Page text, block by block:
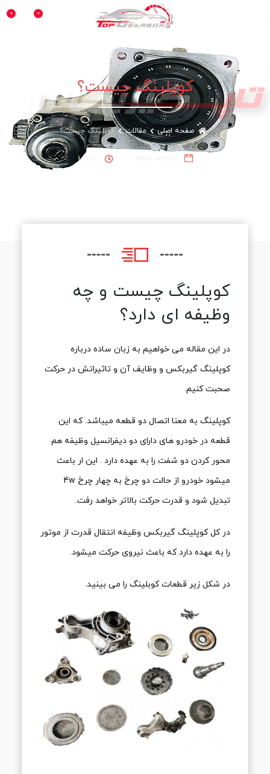
0
0
کوپلینگ چیست؟
صفحه اصلی مقالات کوپلینگ چیست؟
10:27
کوپلینگ چیست و چه
وظیفه ای دارد؟
در این مقاله می خواهیم به زبان ساده درباره
کوپلینگ گیربکس و وظایف آن و تاثیراتش در حرکت
صحبت کنیم.
کوپلینگ به معنا اتصال دو قطعه میباشد. که این
قطعه در خودرو های دارای دو دیفرانسیل وظیفه هم
محور کردن دو شفت را به عهده دارد . این ار باعث
تبدیل شود و قدرت حرکت بالاتر خواهد رفت.
در کل کوپلینگ گیربکس وظیفه انتقال قدرت از موتور
را به عهده دارد که باعث نیروی حرکت میشود.
در شکل زیر قطعات کوبلینگ را می بینید.